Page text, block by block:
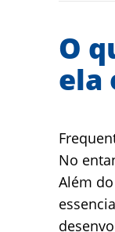
O
ela
No
Além